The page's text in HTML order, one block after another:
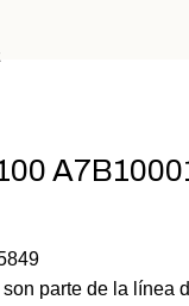
parte de la línea